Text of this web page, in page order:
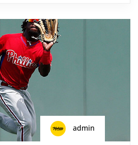
admin